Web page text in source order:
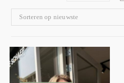
Sorteren op nieuwste